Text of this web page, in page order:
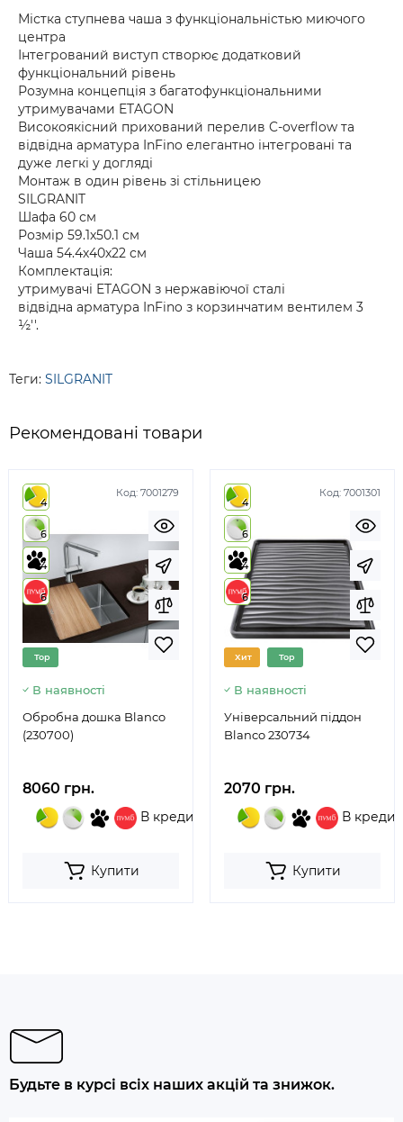
Містка ступнева чаша з функціональністью миючого
центра
Інтегрований виступ створює додатковий
функціональний рівень
Розумна концепція з багатофункціональними
утримувачами ETAGON
Високоякісний прихований перелив C-overflow та
відвідна арматура InFino елегантно інтегровані та
дуже легкі у догляді
Монтаж в один рівень зі стільницею
SILGRANIT
Шафа 60 см
Розмір 59.1х50.1 см
Чаша 54.4х40х22 см
Комплектація:
утримувачі ETAGON з нержавіючої сталі
відвідна арматура InFino з корзинчатим вентилем 3
½''.
Теги: SILGRANIT
Рекомендовані товари
Код: 7001279
4
6
4
6
Top
В наявності
Обробна дошка Blanco
(230700)
8060 грн.
В кредит
Купити
Код: 7001301
4
6
4
6
Хит Top
В наявності
Універсальний піддон
Blanco 230734
2070 грн.
В кредит
Купити
Будьте в курсі всіх наших акцій та знижок.